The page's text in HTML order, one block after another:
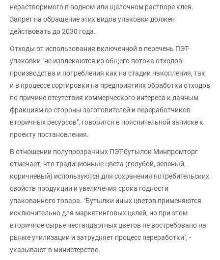
нерастворимого в водном или щелочном растворе клея.
Запрет на обращение этих видов упаковки должен
действовать до 2030 года.
Отходы от использования включенной в перечень ПЭТ-
упаковки "не извлекаются из общего потока отходов
производства и потребления как на стадии накопления, так
и в процессе сортировки на предприятиях обработки отходов
по причине отсутствия коммерческого интереса к данным
фракциям со стороны заготовителей и переработчиков
вторичных ресурсов", говорится в пояснительной записке к
проекту постановления.
В отношении полупрозрачных ПЭТ-бутылок Минпромторг
отмечает, что традиционные цвета (голубой, зеленый,
коричневый) используются для сохранения потребительских
свойств продукции и увеличения срока годности
упакованного товара. "Бутылки иных цветов применяются
исключительно для маркетинговых целей, но при этом
вторичное сырье нестандартных цветов не востребовано на
рынке утилизации и затрудняет процесс переработки", -
указывают в министерстве.